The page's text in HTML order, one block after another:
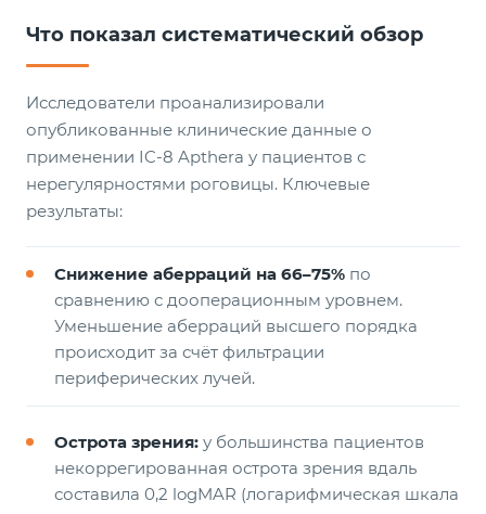
Что показал систематический обзор
Исследователи проанализировали
опубликованные клинические данные о
применении IC-8 Apthera у пациентов с
нерегулярностями роговицы. Ключевые
результаты:
Снижение аберраций на 66–75% по
сравнению с дооперационным уровнем.
Уменьшение аберраций высшего порядка
происходит за счёт фильтрации
периферических лучей.
Острота зрения: у большинства пациентов
некоррегированная острота зрения вдаль
составила 0,2 logMAR (логарифмическая шкала